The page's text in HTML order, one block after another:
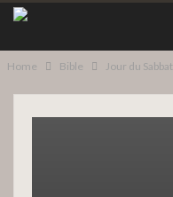
Home Bible Jour du Sabbat